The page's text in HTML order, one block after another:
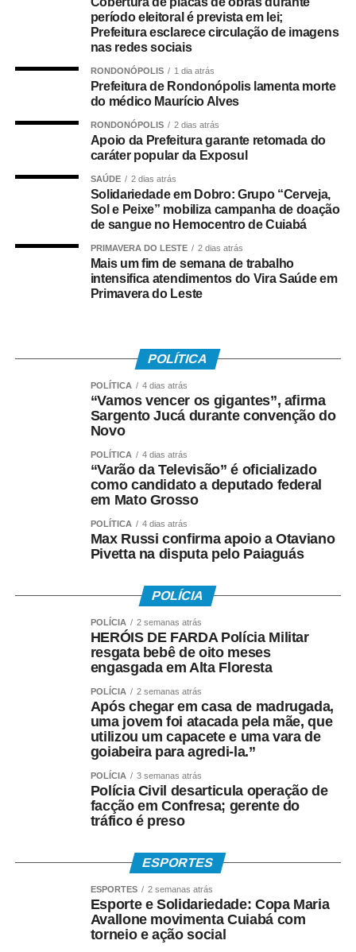
os cuidados da equipe médica. A bebê foi atendida pela
pediatra de plantão, que deu continuidade às avaliações
e aos procedimentos necessários.
COMENTE ABAIXO:
WhatsApp
Facebook
Twitter
Messenger
LinkedIn
Share
período eleitoral é prevista em lei;
Prefeitura esclarece circulação de imagens
nas redes sociais
RONDONÓPOLIS 1 dia atrás
Prefeitura de Rondonópolis lamenta morte
do médico Maurício Alves
RONDONÓPOLIS 2 dias atrás
Apoio da Prefeitura garante retomada do
caráter popular da Exposul
SAÚDE 2 dias atrás
Solidariedade em Dobro: Grupo “Cerveja,
Sol e Peixe” mobiliza campanha de doação
de sangue no Hemocentro de Cuiabá
PRIMAVERA DO LESTE 2 dias atrás
Mais um fim de semana de trabalho
intensifica atendimentos do Vira Saúde em
Primavera do Leste
POLÍTICA
POLÍTICA 4 dias atrás
“Vamos vencer os gigantes”, afirma
Sargento Jucá durante convenção do
Novo
POLÍTICA 4 dias atrás
“Varão da Televisão” é oficializado
como candidato a deputado federal
em Mato Grosso
POLÍTICA 4 dias atrás
Max Russi confirma apoio a Otaviano
Pivetta na disputa pelo Paiaguás
POLÍCIA
POLÍCIA 2 semanas atrás
HERÓIS DE FARDA Polícia Militar
resgata bebê de oito meses
engasgada em Alta Floresta
POLÍCIA 2 semanas atrás
Após chegar em casa de madrugada,
uma jovem foi atacada pela mãe, que
utilizou um capacete e uma vara de
goiabeira para agredi-la.”
POLÍCIA 3 semanas atrás
Polícia Civil desarticula operação de
facção em Confresa; gerente do
tráfico é preso
ESPORTES
ESPORTES 2 semanas atrás
Esporte e Solidariedade: Copa Maria
Avallone movimenta Cuiabá com
torneio e ação social